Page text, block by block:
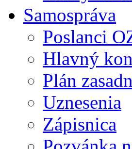
Samospráva
Poslanci
Hlavný
Plán
Uznesenia
Zápisnica